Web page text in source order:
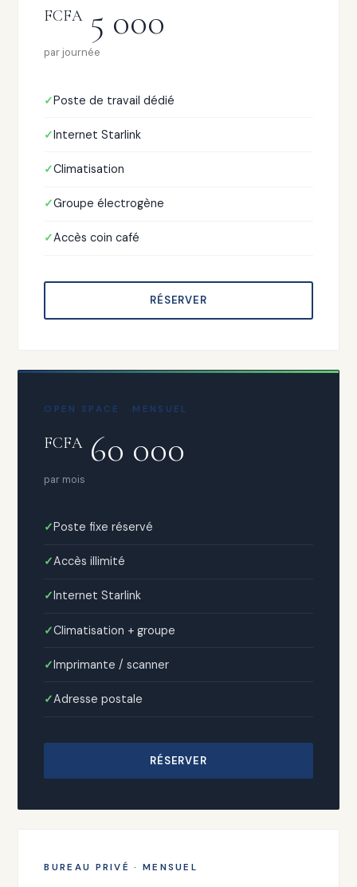
FCFA5 000
par journée
Poste de travail dédié
Internet Starlink
Climatisation
Groupe électrogène
Accès coin café
RÉSERVER
OPEN SPACE · MENSUEL
FCFA60 000
par mois
Poste fixe réservé
Accès illimité
Internet Starlink
Climatisation + groupe
Imprimante / scanner
Adresse postale
RÉSERVER
BUREAU PRIVÉ · MENSUEL